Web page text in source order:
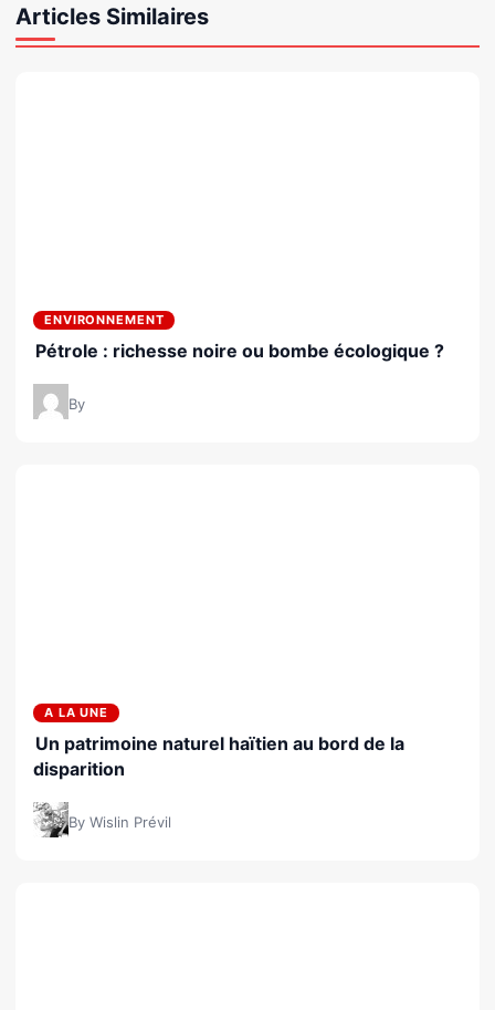
Articles Similaires
ENVIRONNEMENT
Pétrole : richesse noire ou bombe écologique ?
By
A LA UNE
Un patrimoine naturel haïtien au bord de la
disparition
By Wislin Prévil